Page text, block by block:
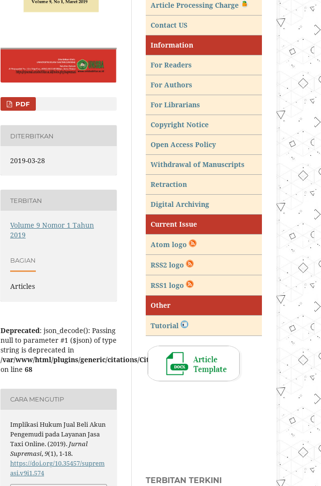
PDF
DITERBITKAN
2019-03-28
TERBITAN
Volume 9 Nomor 1 Tahun
2019
BAGIAN
Articles
Deprecated: json_decode(): Passing
null to parameter #1 ($json) of type
string is deprecated in
/var/www/html/plugins/generic/citations/CitationsPlugin.php
on line 68
CARA MENGUTIP
Implikasi Hukum Jual Beli Akun
Pengemudi pada Layanan Jasa
Taxi Online. (2019). Jurnal
Supremasi,9(1), 1-18.
https://doi.org/10.35457/suprem
asi.v9i1.574
Article Processing Charge
Contact US
Information
For Readers
For Authors
For Librarians
Copyright Notice
Open Access Policy
Withdrawal of Manuscripts
Retraction
Digital Archiving
Current Issue
Atom logo
RSS2 logo
RSS1 logo
Other
Tutorial
TERBITAN TERKINI